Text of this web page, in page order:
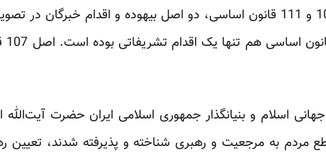
این سخن مفهومی ندارد جز آنکه اصول 107 و 111 قانون اساسی، دو اصل بیهوده و اقدام
اسلام و بنیانگذار جمهوری اسلامی ایران حضرت
به مرجعیت و رهبری شناخته و پذیرفته شدند، تعیین